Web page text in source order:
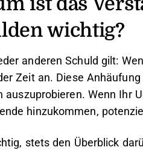
wichtig?
anderen Schuld gilt:
Zeit an. Diese
auszuprobieren. Wenn Ihr
hinzukommen,
stets den Überblick